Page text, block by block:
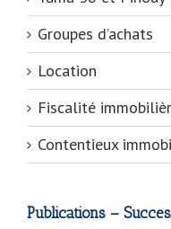
Groupes d’achats
Location
Fiscalité
Contentieux
Publications –